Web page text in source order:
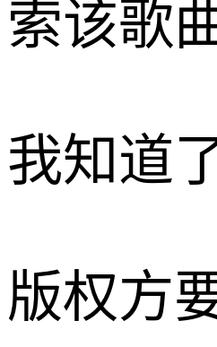
索该歌
我知道
版权方